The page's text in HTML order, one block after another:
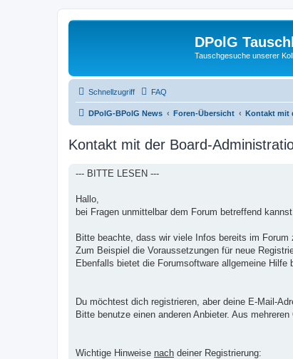
DPolG
Tauschgesuche unserer
Schnellzugriff FAQ
DPolG-BPolG News Foren-Übersicht Kontakt mit
Kontakt mit der Board-
--- BITTE LESEN ---
Hallo,
bei Fragen unmittelbar dem Forum betreffend
Bitte beachte, dass wir viele Infos bereits im Forum
Zum Beispiel die Voraussetzungen für neue
Ebenfalls bietet die Forumsoftware allgemeine Hilfe
Du möchtest dich registrieren, aber deine E-Mail-
Bitte benutze einen anderen Anbieter. Aus
Wichtige Hinweise nach deiner Registrierung: